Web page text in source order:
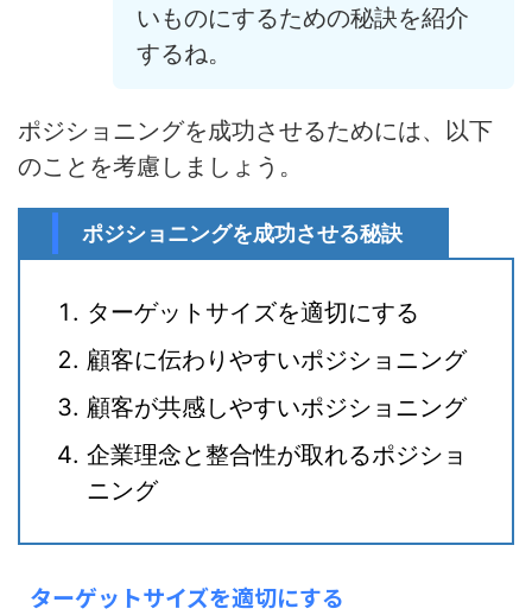
いものにするための秘訣を紹介
するね。
ポジショニングを成功させるためには、以下
のことを考慮しましょう。
ポジショニングを成功させる秘訣
ターゲットサイズを適切にする
顧客に伝わりやすいポジショニング
顧客が共感しやすいポジショニング
企業理念と整合性が取れるポジショ
ニング
ターゲットサイズを適切にする